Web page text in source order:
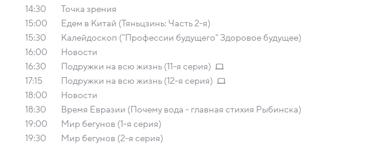
14:30
Точка зрения
15:00
Едем в Китай (Тяньцзинь: Часть 2-я)
15:30
Калейдоскоп ("Профессии будущего" Здоровое будущее)
16:00
Новости
16:30
Подружки на всю жизнь (11-я серия)
17:15
Подружки на всю жизнь (12-я серия)
18:00
Новости
18:30
Время Евразии (Почему вода - главная стихия Рыбинска)
19:00
Мир бегунов (1-я серия)
19:30
Мир бегунов (2-я серия)